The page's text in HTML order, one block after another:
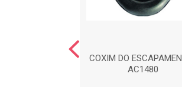
COXIM DO
AC1480